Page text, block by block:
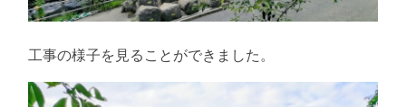
工事の様子を見ることができました。